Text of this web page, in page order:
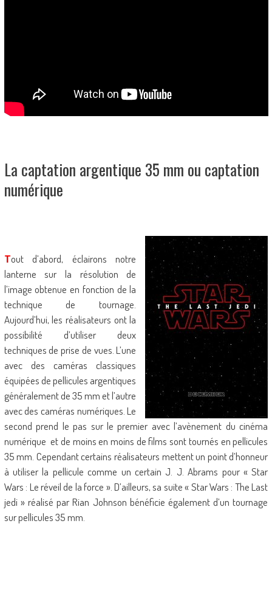
La captation argentique 35 mm ou captation
numérique
Tout d’abord, éclairons notre
lanterne sur la résolution de
l’image obtenue en fonction de la
technique de tournage.
Aujourd’hui, les réalisateurs ont la
possibilité d’utiliser deux
techniques de prise de vues. L’une
avec des caméras classiques
équipées de pellicules argentiques
généralement de 35 mm et l’autre
avec des caméras numériques. Le
second prend le pas sur le premier avec l’avènement du cinéma
numérique et de moins en moins de films sont tournés en pellicules
35 mm. Cependant certains réalisateurs mettent un point d’honneur
à utiliser la pellicule comme un certain J. J. Abrams pour « Star
Wars : Le réveil de la force ». D’ailleurs, sa suite « Star Wars : The Last
jedi » réalisé par Rian Johnson bénéficie également d’un tournage
sur pellicules 35 mm.